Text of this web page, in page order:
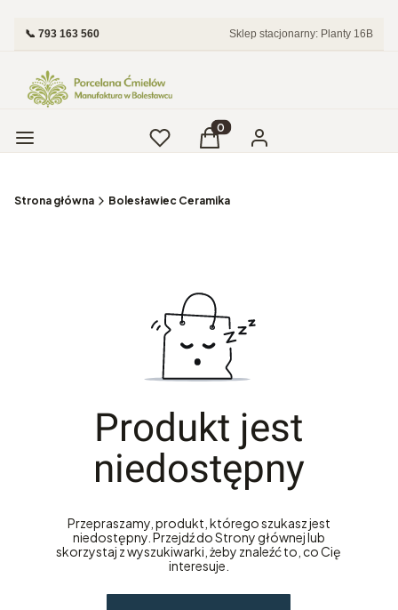
📞 793 163 560 Sklep stacjonarny: Planty 16B
Menu UlubioneProdukty w koszyku: 0.
Koszyk Zaloguj się
Strona główna Bolesławiec Ceramika
Produkt jest
niedostępny
Przepraszamy, produkt, którego szukasz jest
niedostępny. Przejdź do Strony głównej lub
skorzystaj z wyszukiwarki, żeby znaleźć to, co Cię
interesuje.